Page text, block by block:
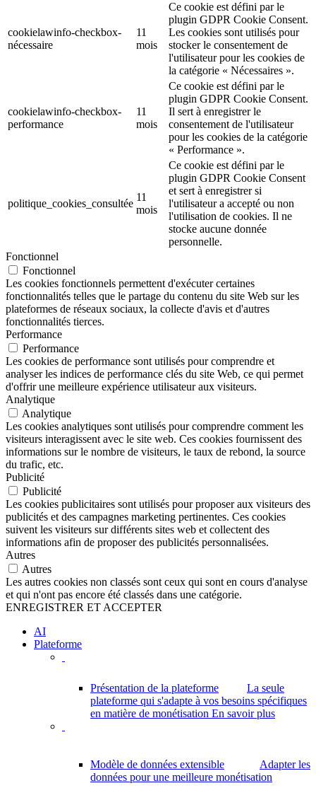
cookielawinfo-checkbox-
nécessaire
11
mois
Ce cookie est défini par le
plugin GDPR Cookie Consent.
Les cookies sont utilisés pour
stocker le consentement de
l'utilisateur pour les cookies de
la catégorie « Nécessaires ».
cookielawinfo-checkbox-
performance
11
mois
Ce cookie est défini par le
plugin GDPR Cookie Consent.
Il sert à enregistrer le
consentement de l'utilisateur
pour les cookies de la catégorie
« Performance ».
politique_cookies_consultée
11
mois
Ce cookie est défini par le
plugin GDPR Cookie Consent
et sert à enregistrer si
l'utilisateur a accepté ou non
l'utilisation de cookies. Il ne
stocke aucune donnée
personnelle.
Fonctionnel
Fonctionnel
Les cookies fonctionnels permettent d'exécuter certaines
fonctionnalités telles que le partage du contenu du site Web sur les
plateformes de réseaux sociaux, la collecte d'avis et d'autres
fonctionnalités tierces.
Performance
Performance
Les cookies de performance sont utilisés pour comprendre et
analyser les indices de performance clés du site Web, ce qui permet
d'offrir une meilleure expérience utilisateur aux visiteurs.
Analytique
Analytique
Les cookies analytiques sont utilisés pour comprendre comment les
visiteurs interagissent avec le site web. Ces cookies fournissent des
informations sur le nombre de visiteurs, le taux de rebond, la source
du trafic, etc.
Publicité
Publicité
Les cookies publicitaires sont utilisés pour proposer aux visiteurs des
publicités et des campagnes marketing pertinentes. Ces cookies
suivent les visiteurs sur différents sites web et collectent des
informations afin de proposer des publicités personnalisées.
Autres
Autres
Les autres cookies non classés sont ceux qui sont en cours d'analyse
et qui n'ont pas encore été classés dans une catégorie.
ENREGISTRER ET ACCEPTER
AI
Plateforme
Présentation de la plateforme
La seule
plateforme qui s'adapte à vos besoins spécifiques
en matière de monétisation En savoir plus
Modèle de données extensible
Adapter les
données pour une meilleure monétisation